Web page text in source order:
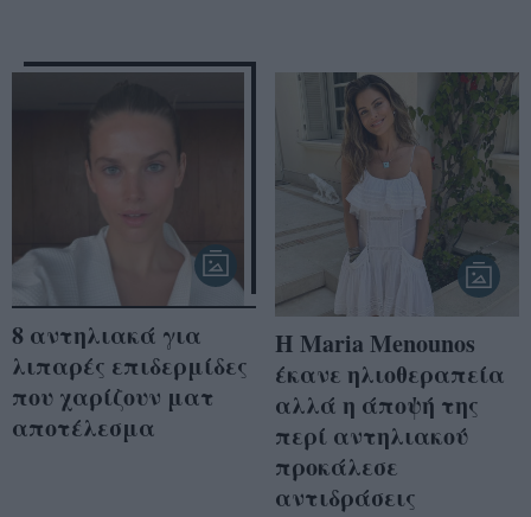
8 αντηλιακά για
λιπαρές επιδερμίδες
που χαρίζουν ματ
αποτέλεσμα
H Maria Menounos
έκανε ηλιοθεραπεία
αλλά η άποψή της
περί αντηλιακού
προκάλεσε
αντιδράσεις